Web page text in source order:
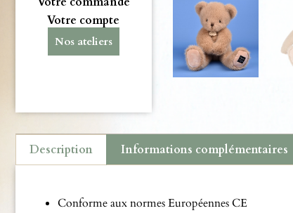
Votre compte
Nos ateliers
Description Informations complémentaires
Conforme aux normes Européennes CE